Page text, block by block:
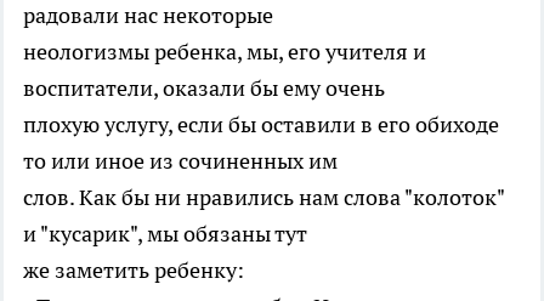
радовали нас некоторые
неологизмы ребенка, мы, его учителя и
воспитатели, оказали бы ему очень
плохую услугу, если бы оставили в его обиходе
то или иное из сочиненных им
слов. Как бы ни нравились нам слова "колоток"
и "кусарик", мы обязаны тут
же заметить ребенку: